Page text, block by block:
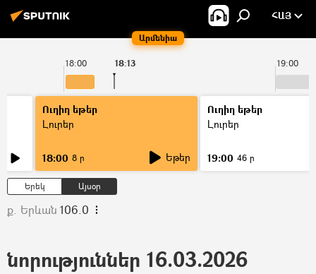
Արմենիա
ՀԱՅ
18:00 19:00
18:13
Ուղիղ եթեր
Լուրեր
18:00 8 ր Եթեր
Ուղիղ եթեր
Լուրեր
19:00 46 ր
Երեկ Այսօր
ք. Երևան 106.0
նորություններ 16.03.2026